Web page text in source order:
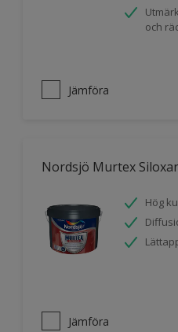
och
Jämföra
Nordsjö Murtex
Hög
Jämföra